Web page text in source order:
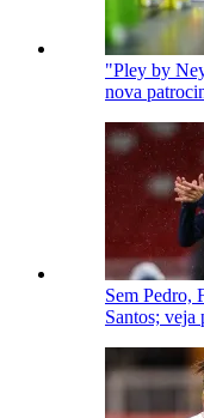
"Pley by
nova
Sem Pedro,
Santos; veja